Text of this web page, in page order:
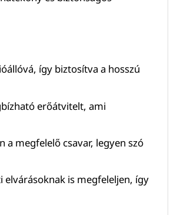
így biztosítva a hosszú
erőátvitelt, ami
megfelelő csavar, legyen szó
elvárásoknak is megfeleljen, így